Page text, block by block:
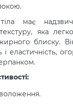
має
яка
блиску.
і еластичність,